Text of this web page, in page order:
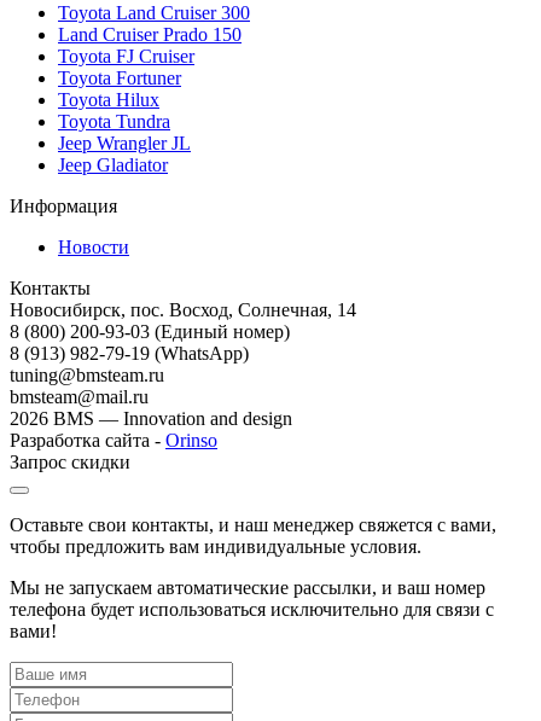
Toyota Land Cruiser 300
Land Cruiser Prado 150
Toyota FJ Cruiser
Toyota Fortuner
Toyota Hilux
Toyota Tundra
Jeep Wrangler JL
Jeep Gladiator
Информация
Новости
Контакты
Новосибирск, пос. Восход, Солнечная, 14
8 (800) 200-93-03 (Единый номер)
8 (913) 982-79-19 (WhatsApp)
tuning@bmsteam.ru
bmsteam@mail.ru
2026 BMS — Innovation and design
Разработка сайта - Orinso
Запрос скидки
Оставьте свои контакты, и наш менеджер свяжется с вами,
чтобы предложить вам индивидуальные условия.
Мы не запускаем автоматические рассылки, и ваш номер
телефона будет использоваться исключительно для связи с
вами!